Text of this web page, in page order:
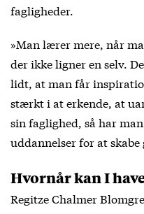
fagligheder.
»Man lærer mere, når
der ikke ligner en selv.
lidt, at man får
stærkt i at erkende, at
sin faglighed, så har
uddannelser for at skabe
Hvornår kan I
Regitze Chalmer